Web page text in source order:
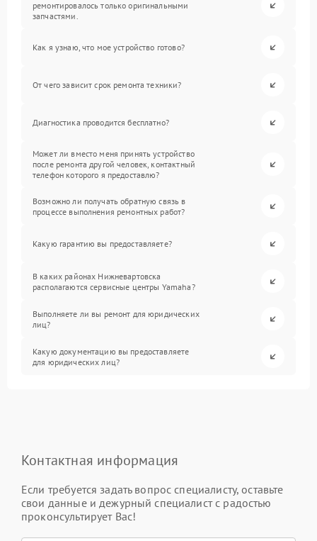
ремонтировалось только оригинальными
запчастями.
Как я узнаю, что мое устройство готово?
От чего зависит срок ремонта техники?
Диагностика проводится бесплатно?
Может ли вместо меня принять устройство
после ремонта другой человек, контактный
телефон которого я предоставлю?
Возможно ли получать обратную связь в
процессе выполнения ремонтных работ?
Какую гарантию вы предоставляете?
В каких районах Нижневартовска
располагаются сервисные центры Yamaha?
Выполняете ли вы ремонт для юридических
лиц?
Какую документацию вы предоставляете
для юридических лиц?
Контактная информация
Если требуется задать вопрос специалисту, оставьте
свои данные и дежурный специалист с радостью
проконсультирует Вас!